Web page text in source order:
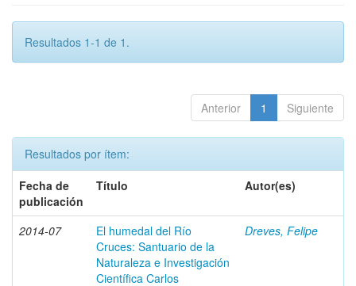
Resultados 1-1 de 1.
Anterior 1 Siguiente
Resultados por ítem:
Fecha de
publicación
Título Autor(es)
2014-07
El humedal del Río
Cruces: Santuario de la
Naturaleza e Investigación
Científica Carlos
Dreves, Felipe